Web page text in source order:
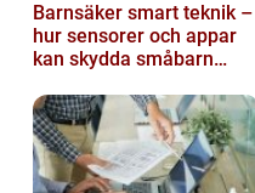
Barnsäker smart teknik –
hur sensorer och appar
kan skydda småbarn